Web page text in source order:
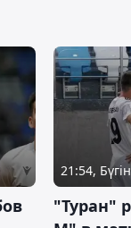
21:54, Бүгін
"Туран"